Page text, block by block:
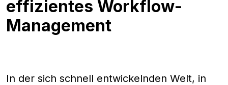
effizientes Workflow-
Management
In der sich schnell entwickelnden Welt, in